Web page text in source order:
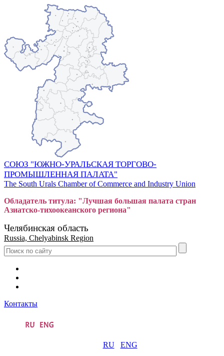
СОЮЗ "ЮЖНО-УРАЛЬСКАЯ ТОРГОВО-
ПРОМЫШЛЕННАЯ ПАЛАТА"
The South Urals Chamber of Commerce and Industry Union
Обладатель титула: "Лучшая большая палата стран
Азиатско-тихоокеанского региона"
Челябинская область
Russia, Chelyabinsk Region
Контакты
RU ENG